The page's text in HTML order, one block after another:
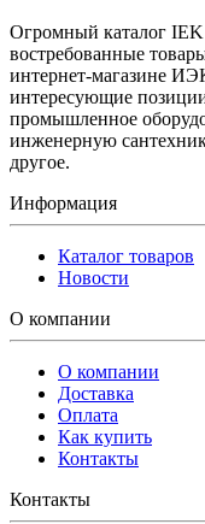
Огромный каталог
востребованные
интернет-магазине
интересующие
промышленное
инженерную
другое.
Информация
Каталог товаров
Новости
О компании
О компании
Доставка
Оплата
Как купить
Контакты
Контакты